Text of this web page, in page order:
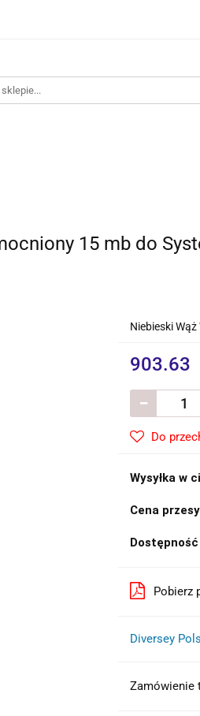
15 mb do
Niebieski
903.63
Do
Wysyłka w
Cena
Dostępność
Pobierz
Diversey
Zamówienie